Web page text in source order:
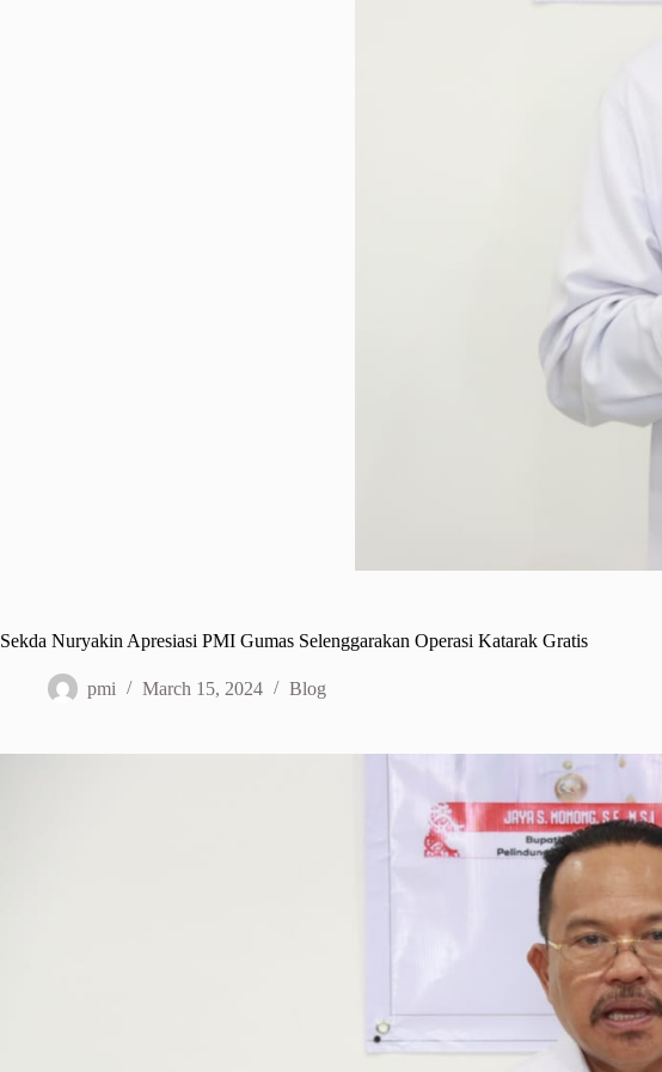
Sekda Nuryakin Apresiasi PMI Gumas Selenggarakan Operasi Katarak Gratis
pmi March 15, 2024 Blog